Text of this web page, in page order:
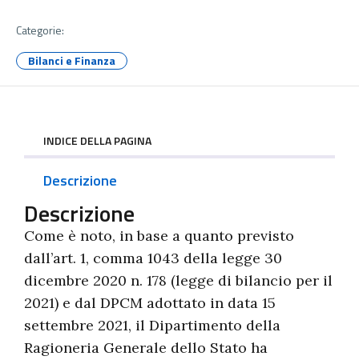
Categorie:
Bilanci e Finanza
INDICE DELLA PAGINA
Descrizione
Descrizione
Come è noto, in base a quanto previsto
dall’art. 1, comma 1043 della legge 30
dicembre 2020 n. 178 (legge di bilancio per il
2021) e dal DPCM adottato in data 15
settembre 2021, il Dipartimento della
Ragioneria Generale dello Stato ha